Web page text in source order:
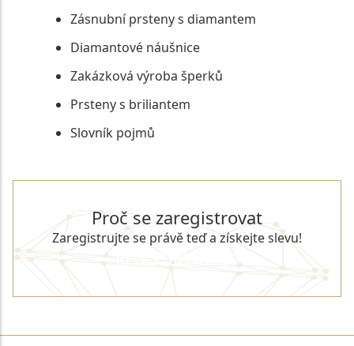
Zásnubní prsteny s diamantem
Diamantové náušnice
Zakázková výroba šperků
Prsteny s briliantem
Slovník pojmů
Proč se zaregistrovat
Zaregistrujte se právě teď a získejte slevu!
REGISTROVAT SE